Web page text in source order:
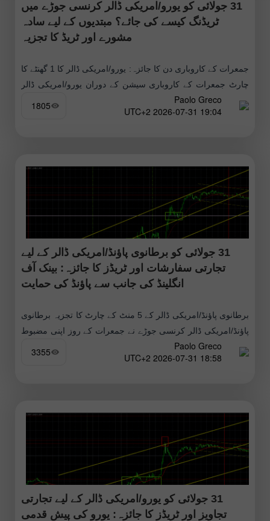
31 جولائی کو یورو/امریکی ڈالر کرنسی جوڑے میں
ٹریڈنگ کیسے کی جائے؟ مبتدیوں کے لیے سادہ
مشورے اور ٹریڈ کا تجزیہ
جمعرات کے کاروباری دن کا جائزہ: یورو/امریکی ڈالر کا 1 گھنٹے کا
چارٹ جمعرات کے کاروباری سیشن کے دوران یورو/امریکی ڈالر
کرنسی جوڑے کی اوپر کی جانب پیش قدمی جاری
Paolo Greco
19:04 2026-07-31 UTC+2
1805
31 جولائی کو برطانوی پاؤنڈ/امریکی ڈالر کے لیے
تجارتی سفارشات اور ٹریڈز کا جائزہ: بینک آف
انگلینڈ کی جانب سے پاؤنڈ کی حمایت
برطانوی پاؤنڈ/امریکی ڈالر کے 5 منٹ کے چارٹ کا تجزیہ برطانوی
پاؤنڈ/امریکی ڈالر کرنسی جوڑے نے جمعرات کے روز اپنی مضبوط
صعودی حرکت جاری رکھی اور دن کے اختتام
Paolo Greco
18:58 2026-07-31 UTC+2
3355
31 جولائی کو یورو/امریکی ڈالر کے لیے تجارتی
تجاویز اور ٹریڈز کا جائزہ: یورو کی پیش قدمی